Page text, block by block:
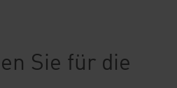
Sie für die